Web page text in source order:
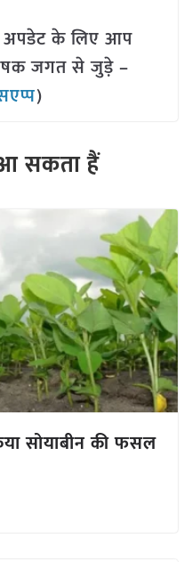
अपडेट के लिए आप
जगत से जुड़े –
)
सकता हैं
सोयाबीन की फसल